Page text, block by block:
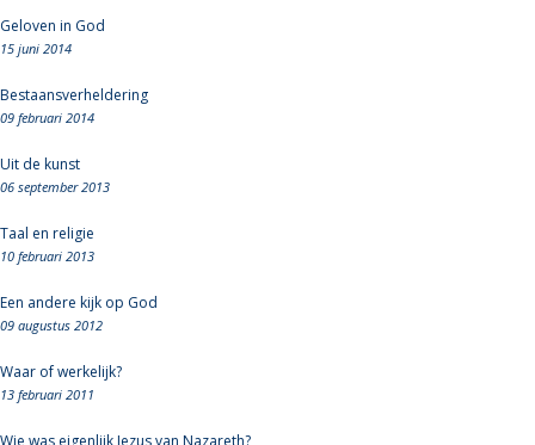
Geloven in God
15 juni 2014
Bestaansverheldering
09 februari 2014
Uit de kunst
06 september 2013
Taal en religie
10 februari 2013
Een andere kijk op God
09 augustus 2012
Waar of werkelijk?
13 februari 2011
Wie was eigenlijk Jezus van Nazareth?